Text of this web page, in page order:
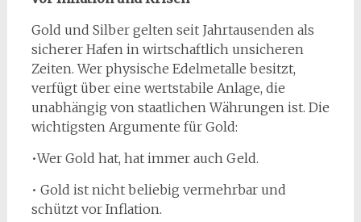
Gold und Silber gelten seit Jahrtausenden als
sicherer Hafen in wirtschaftlich unsicheren
Zeiten. Wer physische Edelmetalle besitzt,
verfügt über eine wertstabile Anlage, die
unabhängig von staatlichen Währungen ist. Die
wichtigsten Argumente für Gold:
•Wer Gold hat, hat immer auch Geld.
• Gold ist nicht beliebig vermehrbar und
schützt vor Inflation.